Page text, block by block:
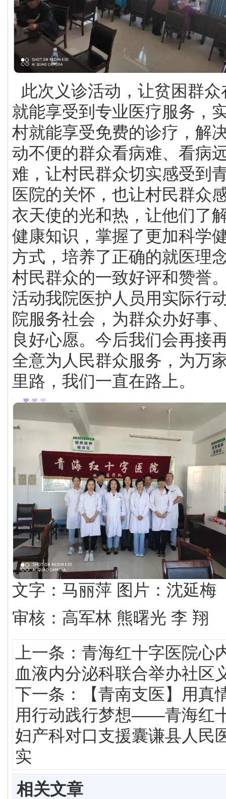
此次义诊活动，让贫困群众
就能享受到专业医疗服务，
村就能享受免费的诊疗，解
动不便的群众看病难、看病
难，让村民群众切实感受到
医院的关怀，也让村民群众
衣天使的光和热，让他们了
健康知识，掌握了更加科学
方式，培养了正确的就医理
村民群众的一致好评和赞誉
活动我院医护人员用实际行
院服务社会，为群众办好事
良好心愿。今后我们会再接
全意为人民群众服务，为万
里路，我们一直在路上。
文字：马丽萍 图片：沈延梅
审核：高军林 熊曙光 李 翔
上一条： 青海红十字医院心
血液内分泌科联合举办社区
下一条：
【青南支医】用真
用行动践行梦想——青海红
妇产科对口支援囊谦县人民
实
相关文章